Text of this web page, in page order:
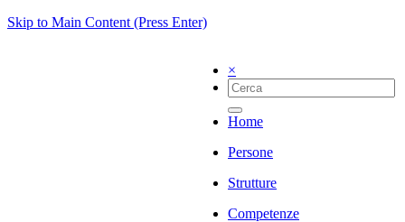
Skip to Main Content (Press Enter)
×
Home
Persone
Strutture
Competenze